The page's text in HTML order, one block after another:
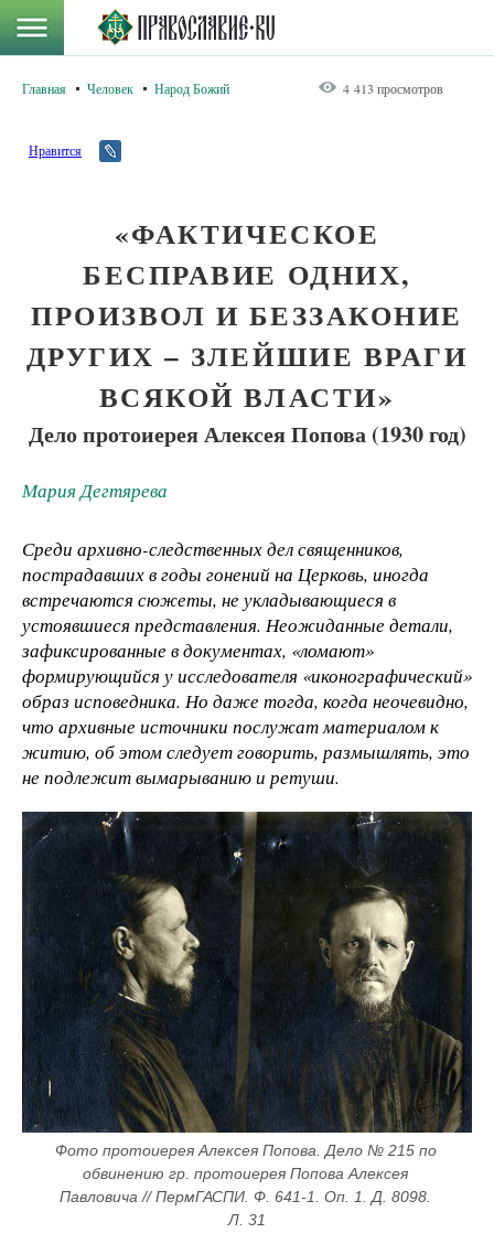
Главная Человек Народ Божий 4 413 просмотров
Нравится
«ФАКТИЧЕСКОЕ
БЕСПРАВИЕ ОДНИХ,
ПРОИЗВОЛ И БЕЗЗАКОНИЕ
ДРУГИХ – ЗЛЕЙШИЕ ВРАГИ
ВСЯКОЙ ВЛАСТИ»
Дело протоиерея Алексея Попова (1930 год)
Мария Дегтярева
Среди архивно-следственных дел священников,
пострадавших в годы гонений на Церковь, иногда
встречаются сюжеты, не укладывающиеся в
устоявшиеся представления. Неожиданные детали,
зафиксированные в документах, «ломают»
формирующийся у исследователя «иконографический»
образ исповедника. Но даже тогда, когда неочевидно,
что архивные источники послужат материалом к
житию, об этом следует говорить, размышлять, это
не подлежит вымарыванию и ретуши.
Фото протоиерея Алексея Попова. Дело № 215 по
обвинению гр. протоиерея Попова Алексея
Павловича // ПермГАСПИ. Ф. 641-1. Оп. 1. Д. 8098.
Л. 31